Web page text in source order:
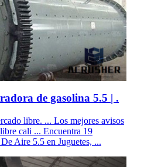
de gasolina 5.5 | .
libre. ... Los mejores avisos
cali ... Encuentra 19
Aire 5.5 en Juguetes, ...